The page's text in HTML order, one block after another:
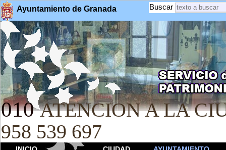
Ayuntamiento de Granada Buscar
010 ATENCION A LA
958 539 697